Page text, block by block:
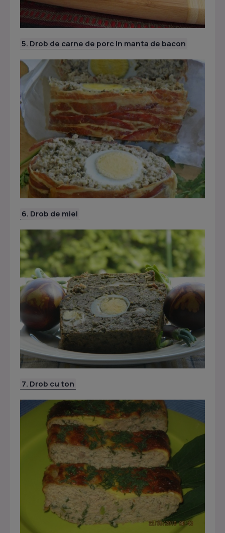
5. Drob de carne de porc in manta de bacon
6. Drob de miel
7. Drob cu ton